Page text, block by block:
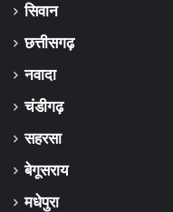
सिवान
छत्तीसगढ़
नवादा
चंडीगढ़
सहरसा
बेगूसराय
मधेपुरा